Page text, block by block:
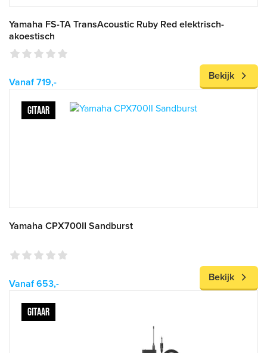
Yamaha FS-TA TransAcoustic Ruby Red elektrisch-
akoestisch
Vanaf 719,-
Bekijk
GITAAR
Yamaha CPX700II Sandburst
Vanaf 653,-
Bekijk
GITAAR